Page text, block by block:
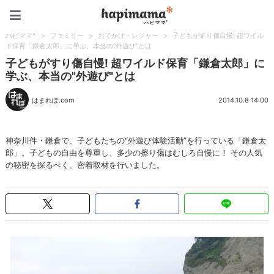
ハピママ* > ファミリー > おでかけ・レジャー >
子どもがすり傷自慢! 超ワイル
ド保育「鎌倉太郎」に学ぶ、本当の"外遊び"とは
子どもがすり傷自慢! 超ワイルド保育「鎌倉太郎」に
学ぶ、本当の"外遊び"とは
はまれぽ.com 2014.10.8 14:00
神奈川件・鎌倉で、子どもたちの“外遊び体験活動”を行っている「鎌倉太
郎」。子どもの自由を尊重し、多少の擦り傷はむしろ自慢に！ その人気
の秘密を探るべく、密着取材を行いました。